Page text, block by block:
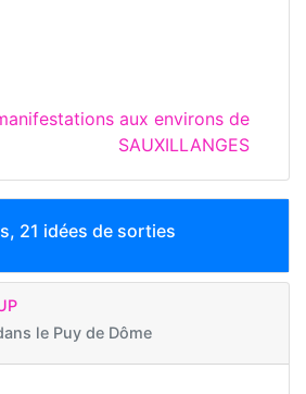
aux environs de
SAUXILLANGES
21 idées de sorties
le Puy de Dôme